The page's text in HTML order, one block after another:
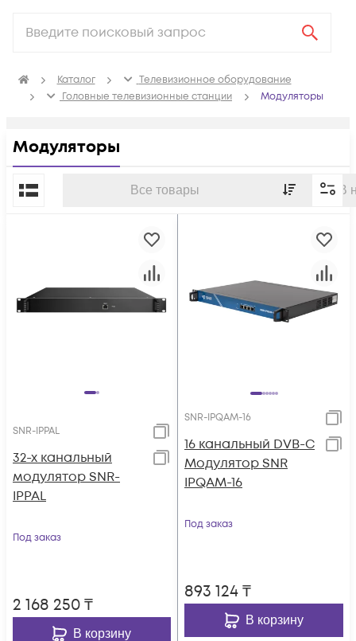
Каталог
Телевизионное оборудование
Головные телевизионные станции
Модуляторы
Модуляторы
Все товары В
По популярности
SNR-IPPAL
32-х канальный
модулятор SNR-
IPPAL
Под заказ
2 168 250₸
В корзину
SNR-IPQAM-16
16 канальный DVB-C
Модулятор SNR
IPQAM-16
Под заказ
893 124₸
В корзину